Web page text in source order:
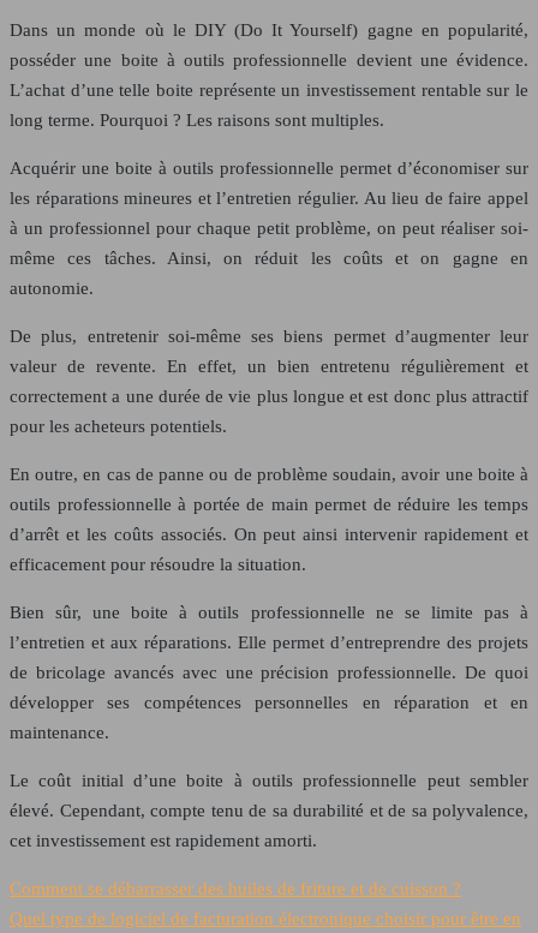
Dans un monde où le DIY (Do It Yourself) gagne en popularité,
posséder une boite à outils professionnelle devient une évidence.
L’achat d’une telle boite représente un investissement rentable sur le
long terme. Pourquoi ? Les raisons sont multiples.
Acquérir une boite à outils professionnelle permet d’économiser sur
les réparations mineures et l’entretien régulier. Au lieu de faire appel
à un professionnel pour chaque petit problème, on peut réaliser soi-
même ces tâches. Ainsi, on réduit les coûts et on gagne en
autonomie.
De plus, entretenir soi-même ses biens permet d’augmenter leur
valeur de revente. En effet, un bien entretenu régulièrement et
correctement a une durée de vie plus longue et est donc plus attractif
pour les acheteurs potentiels.
En outre, en cas de panne ou de problème soudain, avoir une boite à
outils professionnelle à portée de main permet de réduire les temps
d’arrêt et les coûts associés. On peut ainsi intervenir rapidement et
efficacement pour résoudre la situation.
Bien sûr, une boite à outils professionnelle ne se limite pas à
l’entretien et aux réparations. Elle permet d’entreprendre des projets
de bricolage avancés avec une précision professionnelle. De quoi
développer ses compétences personnelles en réparation et en
maintenance.
Le coût initial d’une boite à outils professionnelle peut sembler
élevé. Cependant, compte tenu de sa durabilité et de sa polyvalence,
cet investissement est rapidement amorti.
Comment se débarrasser des huiles de friture et de cuisson ?
Quel type de logiciel de facturation électronique choisir pour être en